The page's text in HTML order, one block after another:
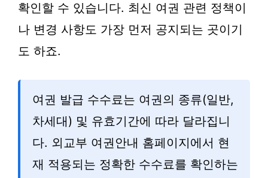
확인할 수 있습니다. 최신 여권 관련 정책이
나 변경 사항도 가장 먼저 공지되는 곳이기
도 하죠.
여권 발급 수수료는 여권의 종류(일반,
차세대) 및 유효기간에 따라 달라집니
다. 외교부 여권안내 홈페이지에서 현
재 적용되는 정확한 수수료를 확인하는